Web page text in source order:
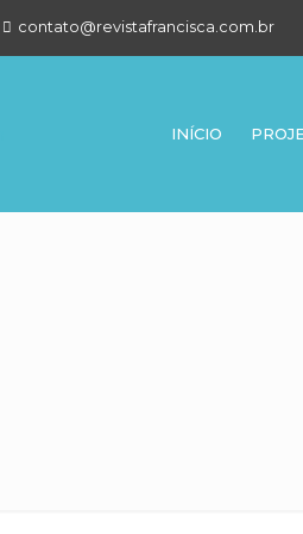
contato@revistafrancisca.com.br
INÍCIO